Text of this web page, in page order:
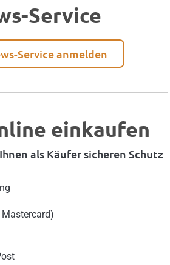
Service
Service anmelden
einkaufen
als Käufer sicheren Schutz